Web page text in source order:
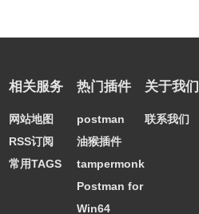
相关服务
网站地图
RSS订阅
常用TAGS
热门插件
postman
油猴插件
tampermonkey
Postman for
Win64
关于我们
联系我们